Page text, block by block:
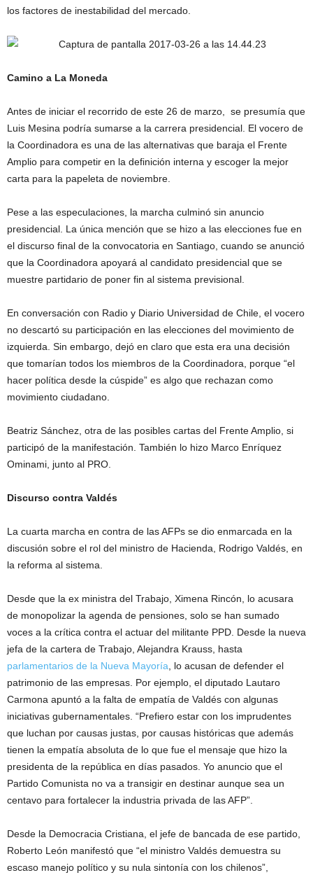
los factores de inestabilidad del mercado.
Camino a La Moneda
Antes de iniciar el recorrido de este 26 de marzo, se presumía que
Luis Mesina podría sumarse a la carrera presidencial. El vocero de
la Coordinadora es una de las alternativas que baraja el Frente
Amplio para competir en la definición interna y escoger la mejor
carta para la papeleta de noviembre.
Pese a las especulaciones, la marcha culminó sin anuncio
presidencial. La única mención que se hizo a las elecciones fue en
el discurso final de la convocatoria en Santiago, cuando se anunció
que la Coordinadora apoyará al candidato presidencial que se
muestre partidario de poner fin al sistema previsional.
En conversación con Radio y Diario Universidad de Chile, el vocero
no descartó su participación en las elecciones del movimiento de
izquierda. Sin embargo, dejó en claro que esta era una decisión
que tomarían todos los miembros de la Coordinadora, porque “el
hacer política desde la cúspide” es algo que rechazan como
movimiento ciudadano.
Beatriz Sánchez, otra de las posibles cartas del Frente Amplio, si
participó de la manifestación. También lo hizo Marco Enríquez
Ominami, junto al PRO.
Discurso contra Valdés
La cuarta marcha en contra de las AFPs se dio enmarcada en la
discusión sobre el rol del ministro de Hacienda, Rodrigo Valdés, en
la reforma al sistema.
Desde que la ex ministra del Trabajo, Ximena Rincón, lo acusara
de monopolizar la agenda de pensiones, solo se han sumado
voces a la crítica contra el actuar del militante PPD. Desde la nueva
jefa de la cartera de Trabajo, Alejandra Krauss, hasta
parlamentarios de la Nueva Mayoría , lo acusan de defender el
patrimonio de las empresas. Por ejemplo, el diputado Lautaro
Carmona apuntó a la falta de empatía de Valdés con algunas
iniciativas gubernamentales. “Prefiero estar con los imprudentes
que luchan por causas justas, por causas históricas que además
tienen la empatía absoluta de lo que fue el mensaje que hizo la
presidenta de la república en días pasados. Yo anuncio que el
Partido Comunista no va a transigir en destinar aunque sea un
centavo para fortalecer la industria privada de las AFP”.
Desde la Democracia Cristiana, el jefe de bancada de ese partido,
Roberto León manifestó que “el ministro Valdés demuestra su
escaso manejo político y su nula sintonía con los chilenos”,